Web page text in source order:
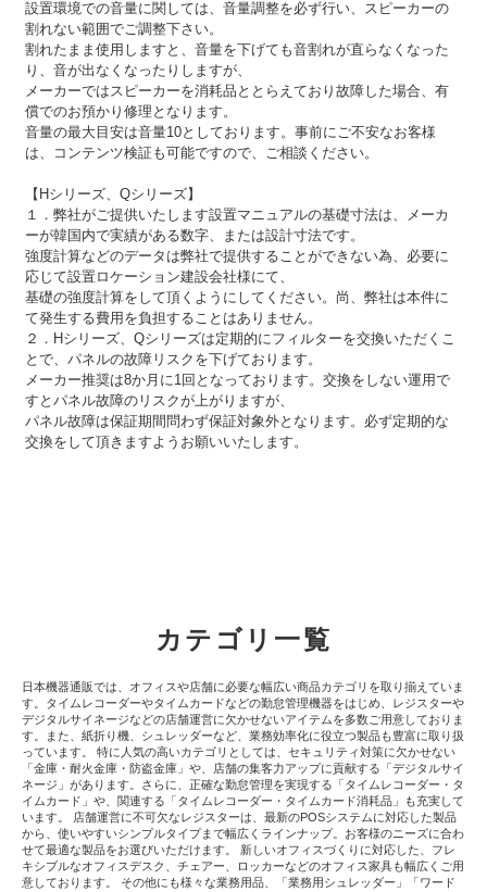
設置環境での音量に関しては、音量調整を必ず行い、スピーカーの
割れない範囲でご調整下さい。
割れたまま使用しますと、音量を下げても音割れが直らなくなった
り、音が出なくなったりしますが、
メーカーではスピーカーを消耗品ととらえており故障した場合、有
償でのお預かり修理となります。
音量の最大目安は音量10としております。事前にご不安なお客様
は、コンテンツ検証も可能ですので、ご相談ください。
【Hシリーズ、Qシリーズ】
１．弊社がご提供いたします設置マニュアルの基礎寸法は、メーカ
ーが韓国内で実績がある数字、または設計寸法です。
強度計算などのデータは弊社で提供することができない為、必要に
応じて設置ロケーション建設会社様にて、
基礎の強度計算をして頂くようにしてください。尚、弊社は本件に
て発生する費用を負担することはありません。
２．Hシリーズ、Qシリーズは定期的にフィルターを交換いただくこ
とで、パネルの故障リスクを下げております。
メーカー推奨は8か月に1回となっております。交換をしない運用で
すとパネル故障のリスクが上がりますが、
パネル故障は保証期間問わず保証対象外となります。必ず定期的な
交換をして頂きますようお願いいたします。
カテゴリ一覧
日本機器通販では、オフィスや店舗に必要な幅広い商品カテゴリを取り揃えていま
す。タイムレコーダーやタイムカードなどの勤怠管理機器をはじめ、レジスターや
デジタルサイネージなどの店舗運営に欠かせないアイテムを多数ご用意しておりま
す。また、紙折り機、シュレッダーなど、業務効率化に役立つ製品も豊富に取り扱
っています。 特に人気の高いカテゴリとしては、セキュリティ対策に欠かせない
「金庫・耐火金庫・防盗金庫」や、店舗の集客力アップに貢献する「デジタルサイ
ネージ」があります。さらに、正確な勤怠管理を実現する「タイムレコーダー・タ
イムカード」や、関連する「タイムレコーダー・タイムカード消耗品」も充実して
います。 店舗運営に不可欠なレジスターは、最新のPOSシステムに対応した製品
から、使いやすいシンプルタイプまで幅広くラインナップ。お客様のニーズに合わ
せて最適な製品をお選びいただけます。 新しいオフィスづくりに対応した、フレ
キシブルなオフィスデスク、チェアー、ロッカーなどのオフィス家具も幅広くご用
意しております。 その他にも様々な業務用品、「業務用シュレッダー」「ワード